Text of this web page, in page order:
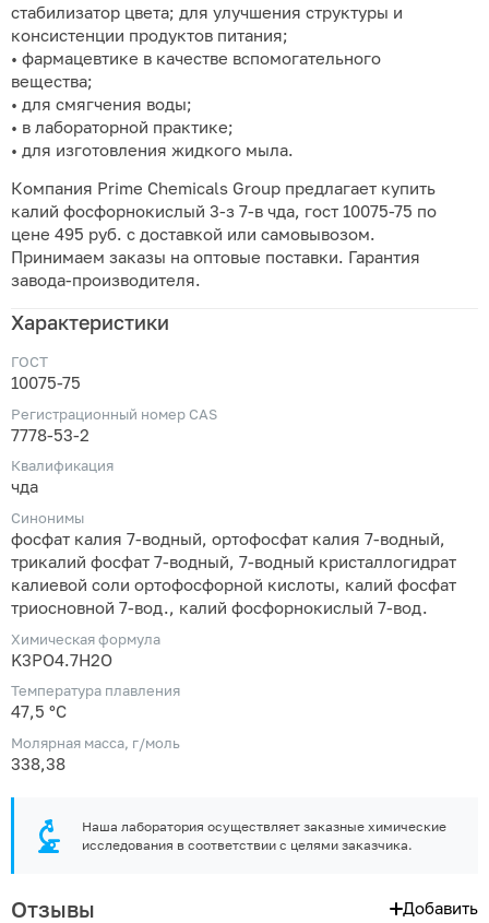
стабилизатор цвета; для улучшения структуры и
консистенции продуктов питания;
• фармацевтике в качестве вспомогательного
вещества;
• для смягчения воды;
• в лабораторной практике;
• для изготовления жидкого мыла.
Компания Prime Chemicals Group предлагает купить
калий фосфорнокислый 3-з 7-в чда, гост 10075-75 по
цене 495 руб. с доставкой или самовывозом.
Принимаем заказы на оптовые поставки. Гарантия
завода-производителя.
Характеристики
ГОСТ
10075-75
Регистрационный номер CAS
7778-53-2
Квалификация
чда
Синонимы
фосфат калия 7-водный, ортофосфат калия 7-водный,
трикалий фосфат 7-водный, 7-водный кристаллогидрат
калиевой соли ортофосфорной кислоты, калий фосфат
триосновной 7-вод., калий фосфорнокислый 7-вод.
Химическая формула
K3PO4.7H2O
Температура плавления
47,5 °С
Молярная масса, г/моль
338,38
Наша лаборатория осуществляет заказные химические
исследования в соответствии с целями заказчика.
Отзывы Добавить